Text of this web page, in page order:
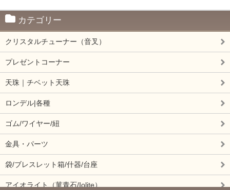
カテゴリー
クリスタルチューナー（音叉）
プレゼントコーナー
天珠｜チベット天珠
ロンデル|各種
ゴム/ワイヤー/紐
金具・パーツ
袋/ブレスレット箱/什器/台座
アイオライト（菫青石/Iolite）